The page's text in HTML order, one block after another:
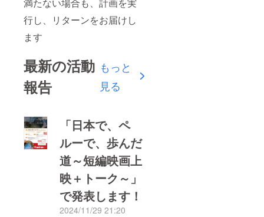
満たない場合も、計画を実
行し、リターンをお届けし
ます
最新の活動
報告
もっと
見る
「日本で、ペ
ルーで、歩んだ
道～短編映画上
映＋トーク～」
で発表します！
2024/11/29 21:20